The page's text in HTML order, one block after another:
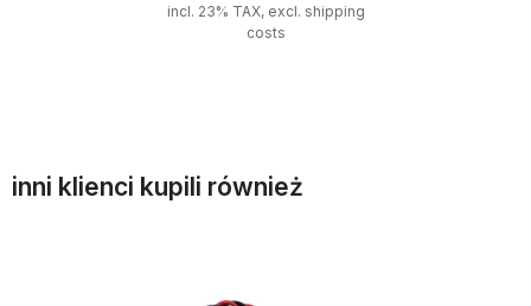
incl. 23% TAX, excl. shipping
costs
inni klienci kupili również